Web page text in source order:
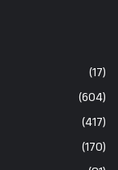
(17)
(604)
(417)
(170)